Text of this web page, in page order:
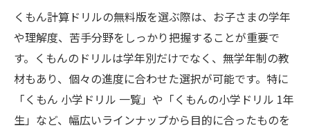
くもん計算ドリルの無料版を選ぶ際は、お子さまの学年
や理解度、苦手分野をしっかり把握することが重要で
す。くもんのドリルは学年別だけでなく、無学年制の教
材もあり、個々の進度に合わせた選択が可能です。特に
「くもん 小学ドリル 一覧」や「くもんの小学ドリル 1年
生」など、幅広いラインナップから目的に合ったものを